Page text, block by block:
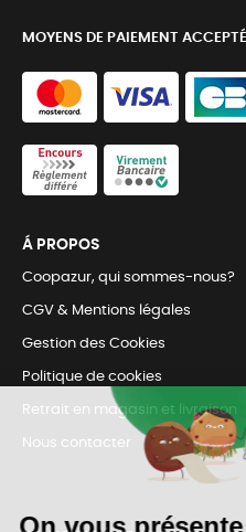
MOYENS DE PAIEMENT
Á PROPOS
Coopazur, qui sommes-nous?
CGV & Mentions légales
Gestion des Cookies
Politique de cookies
Retrait en magasin et livraison
Nous contacter